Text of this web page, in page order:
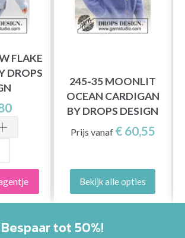
FLAKE
DROPS
245-35 MOONLIT
OCEAN CARDIGAN
BY DROPS DESIGN
Prijs vanaf € 60,55
Bekijk alle opties
Bespaar tot 50%!